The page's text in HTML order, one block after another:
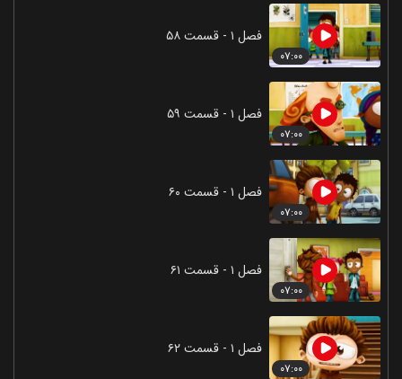
۰۷:۰۰
فصل ۱ - قسمت ۵۸
۰۷:۰۰
فصل ۱ - قسمت ۵۹
۰۷:۰۰
فصل ۱ - قسمت ۶۰
۰۷:۰۰
فصل ۱ - قسمت ۶۱
۰۷:۰۰
فصل ۱ - قسمت ۶۲